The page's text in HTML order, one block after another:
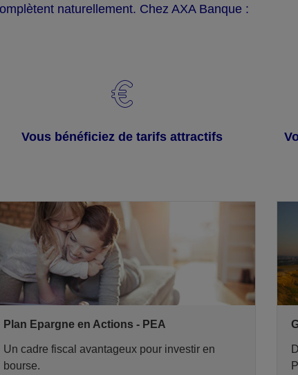
naturellement. Chez AXA Banque :
Vous bénéficiez de tarifs attractifs
Plan Epargne en Actions - PEA
Un cadre fiscal avantageux pour investir en
bourse.